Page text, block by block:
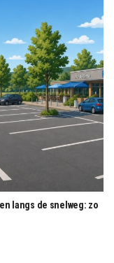
langs de snelweg: zo